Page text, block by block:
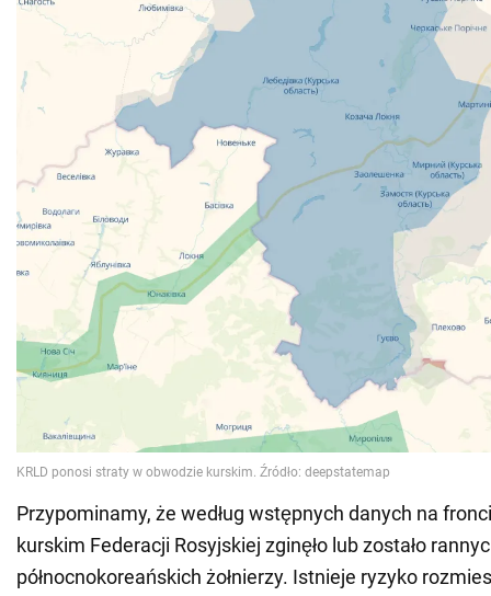
Przypominamy, że według wstępnych danych na
kurskim Federacji Rosyjskiej zginęło lub zostało
północnokoreańskich żołnierzy. Istnieje ryzyko